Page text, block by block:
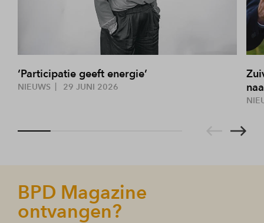
‘Participatie geeft energie’
NIEUWS 29 JUNI 2026
BPD Magazine
ontvangen?